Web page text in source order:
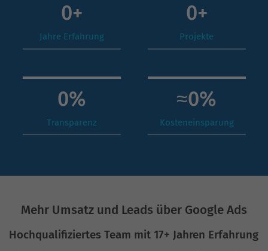
0+
Jahre Erfahrung
0+
Projekte
0%
Transparenz
≈0%
Kosteneinsparung
Mehr Umsatz und Leads über Google Ads
Hochqualifiziertes Team mit 17+ Jahren Erfahrung